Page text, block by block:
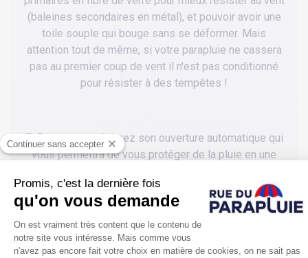
(baleines secondaires en métal), et pouvoir avoir une
toile souple qui bouge sans se déformer. Mais
attention tout de même, si votre parapluie ne cassera
pas au premier coup de vent il n'est pas conditionné
pour résister à des tempêtes !
Enfin vous apprécierez son ouverture automatique qui
vous permettra de vous protéger de la pluie en une
quand vous devez sortir de votre voiture sous une
averse par exemple.